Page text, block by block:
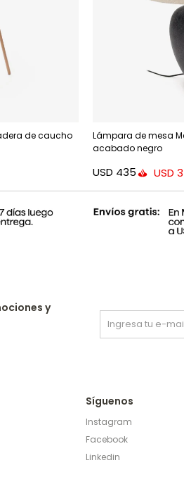
de caucho
Lámpara de mesa
acabado negro
USD 435 USD
Síguenos
Instagram
Facebook
Linkedin
y